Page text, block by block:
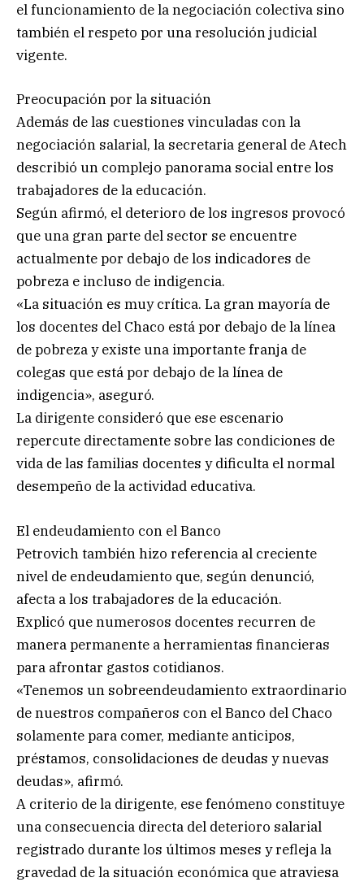
el funcionamiento de la negociación colectiva sino
también el respeto por una resolución judicial
vigente.
Preocupación por la situación
Además de las cuestiones vinculadas con la
negociación salarial, la secretaria general de Atech
describió un complejo panorama social entre los
trabajadores de la educación.
Según afirmó, el deterioro de los ingresos provocó
que una gran parte del sector se encuentre
actualmente por debajo de los indicadores de
pobreza e incluso de indigencia.
«La situación es muy crítica. La gran mayoría de
los docentes del Chaco está por debajo de la línea
de pobreza y existe una importante franja de
colegas que está por debajo de la línea de
indigencia», aseguró.
La dirigente consideró que ese escenario
repercute directamente sobre las condiciones de
vida de las familias docentes y dificulta el normal
desempeño de la actividad educativa.
El endeudamiento con el Banco
Petrovich también hizo referencia al creciente
nivel de endeudamiento que, según denunció,
afecta a los trabajadores de la educación.
Explicó que numerosos docentes recurren de
manera permanente a herramientas financieras
para afrontar gastos cotidianos.
«Tenemos un sobreendeudamiento extraordinario
de nuestros compañeros con el Banco del Chaco
solamente para comer, mediante anticipos,
préstamos, consolidaciones de deudas y nuevas
deudas», afirmó.
A criterio de la dirigente, ese fenómeno constituye
una consecuencia directa del deterioro salarial
registrado durante los últimos meses y refleja la
gravedad de la situación económica que atraviesa